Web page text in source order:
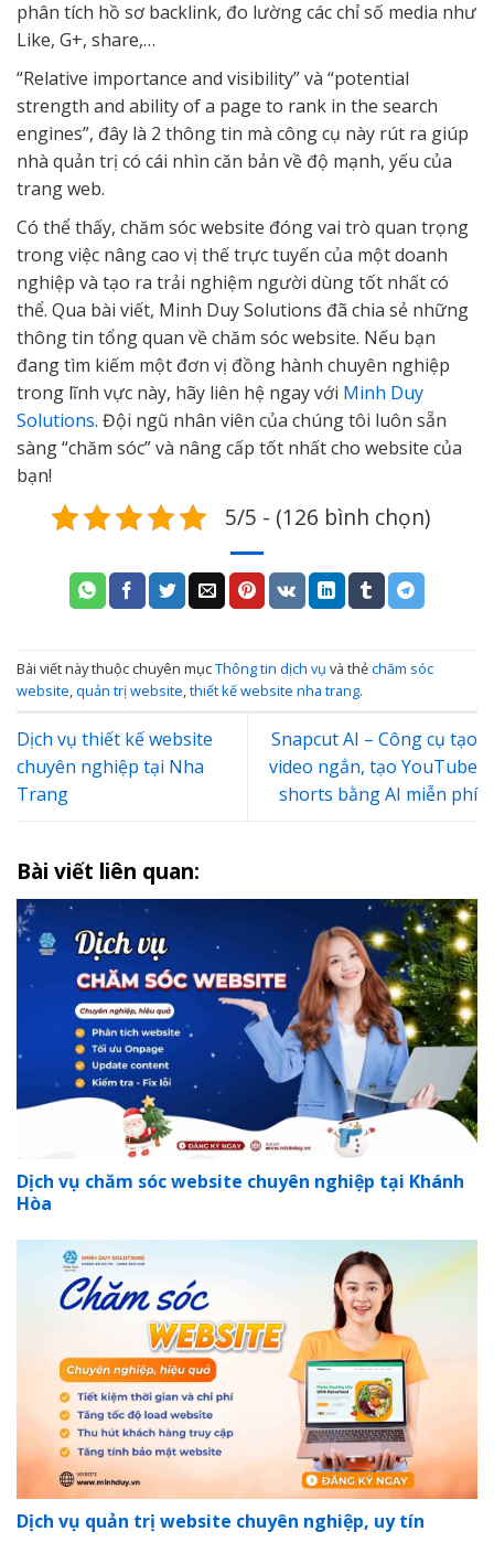
phân tích hồ sơ backlink, đo lường các chỉ số media như
Like, G+, share,…
“Relative importance and visibility” và “potential
strength and ability of a page to rank in the search
engines”, đây là 2 thông tin mà công cụ này rút ra giúp
nhà quản trị có cái nhìn căn bản về độ mạnh, yếu của
trang web.
Có thể thấy, chăm sóc website đóng vai trò quan trọng
trong việc nâng cao vị thế trực tuyến của một doanh
nghiệp và tạo ra trải nghiệm người dùng tốt nhất có
thể. Qua bài viết, Minh Duy Solutions đã chia sẻ những
thông tin tổng quan về chăm sóc website. Nếu bạn
đang tìm kiếm một đơn vị đồng hành chuyên nghiệp
trong lĩnh vực này, hãy liên hệ ngay với Minh Duy
Solutions. Đội ngũ nhân viên của chúng tôi luôn sẵn
sàng “chăm sóc” và nâng cấp tốt nhất cho website của
bạn!
5/5 - (126 bình chọn)
Bài viết này thuộc chuyên mụcThông tin dịch vụ và thẻchăm sóc
website,quản trị website,thiết kế website nha trang.
Dịch vụ thiết kế website
chuyên nghiệp tại Nha
Trang
Snapcut AI – Công cụ tạo
video ngắn, tạo YouTube
shorts bằng AI miễn phí
Bài viết liên quan:
Dịch vụ chăm sóc website chuyên nghiệp tại Khánh
Hòa
Dịch vụ quản trị website chuyên nghiệp, uy tín